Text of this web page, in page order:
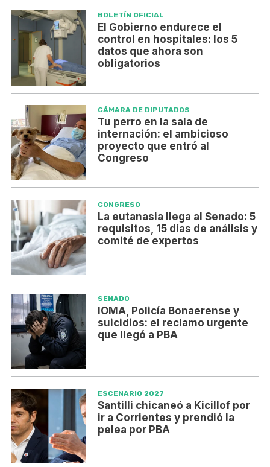
BOLETÍN OFICIAL
El Gobierno endurece el
control en hospitales: los 5
datos que ahora son
obligatorios
CÁMARA DE DIPUTADOS
Tu perro en la sala de
internación: el ambicioso
proyecto que entró al
Congreso
CONGRESO
La eutanasia llega al Senado: 5
requisitos, 15 días de análisis y
comité de expertos
SENADO
IOMA, Policía Bonaerense y
suicidios: el reclamo urgente
que llegó a PBA
ESCENARIO 2027
Santilli chicaneó a Kicillof por
ir a Corrientes y prendió la
pelea por PBA